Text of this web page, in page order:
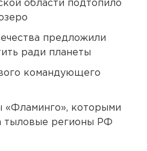
области подтопило
предложили
ради планеты
командующего
«Фламинго», которыми
тыловые регионы РФ